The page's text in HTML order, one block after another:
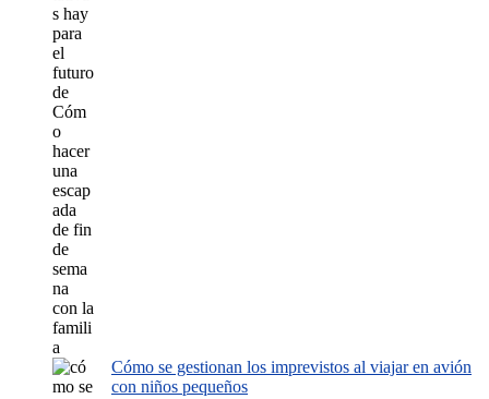
Cómo se gestionan los imprevistos al viajar en avión
con niños pequeños